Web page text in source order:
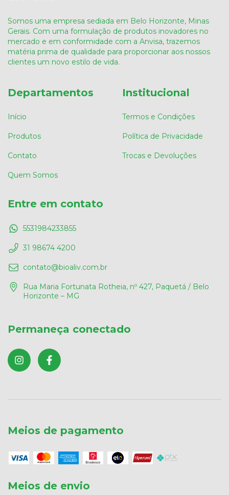
Somos uma empresa sediada em Belo Horizonte, Minas
Gerais. Com uma formulação de produtos inovadores no
mercado e em conformidade com a Anvisa, trazemos
matéria prima de qualidade para proporcionar aos nossos
clientes um novo estilo de vida.
Departamentos
Início
Produtos
Contato
Quem Somos
Institucional
Termos e Condições
Política de Privacidade
Trocas e Devoluções
Entre em contato
5531984233855
31 98674 4200
contato@bioaliv.com.br
Rua Maria Fortunata Rotheia, nº 427, Paquetá / Belo
Horizonte – MG
Permaneça conectado
Meios de pagamento
Meios de envio